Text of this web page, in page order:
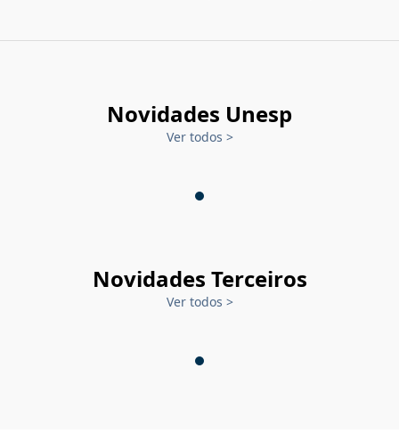
Novidades Unesp
Ver todos >
Novidades Terceiros
Ver todos >